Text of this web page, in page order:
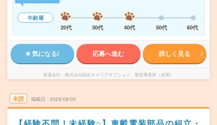
年齢層
20代
30代 40代 50代 60代
気になる! 応募へ進む 詳しく見る
派遣会社 株式会社綜合キャリアオプション 製造事業部（全国）
未読 掲載日 2026/08/05